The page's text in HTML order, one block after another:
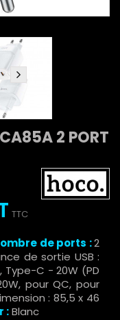
2 PORT
TTC
de ports :2
de sortie USB :
Type-C - 20W (PD
pour QC, pour
: 85,5 x 46
:Blanc